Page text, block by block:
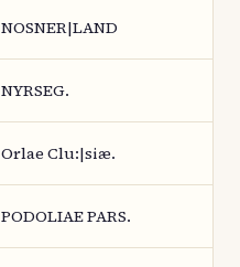
NOSNER|LAND
NYRSEG.
Orlae Clu:|siæ.
PODOLIAE PARS.